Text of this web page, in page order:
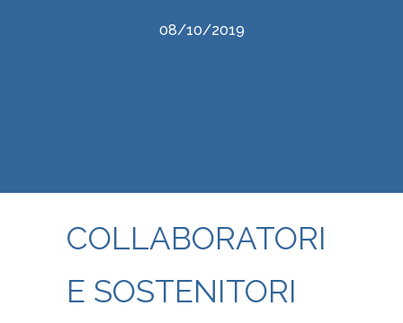
08/10/2019
COLLABORATORI
E SOSTENITORI